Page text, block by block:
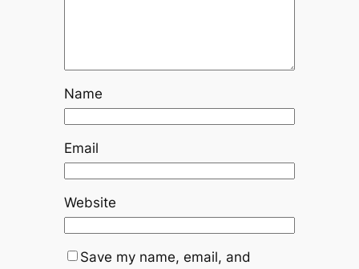
Name
Email
Website
Save my name, email, and